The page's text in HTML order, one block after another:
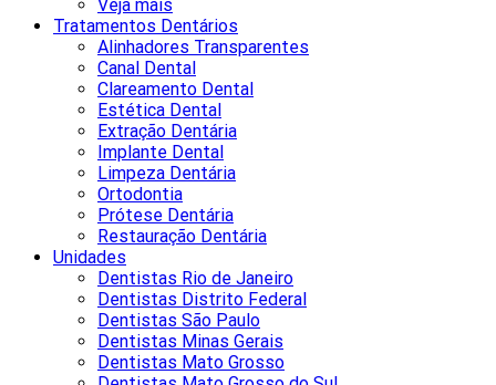
Veja mais
Tratamentos Dentários
Alinhadores Transparentes
Canal Dental
Clareamento Dental
Estética Dental
Extração Dentária
Implante Dental
Limpeza Dentária
Ortodontia
Prótese Dentária
Restauração Dentária
Unidades
Dentistas Rio de Janeiro
Dentistas Distrito Federal
Dentistas São Paulo
Dentistas Minas Gerais
Dentistas Mato Grosso